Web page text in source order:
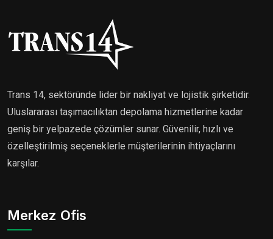
Trans 14, sektöründe lider bir nakliyat ve lojistik şirketidir.
Uluslararası taşımacılıktan depolama hizmetlerine kadar
geniş bir yelpazede çözümler sunar. Güvenilir, hızlı ve
özelleştirilmiş seçeneklerle müşterilerinin ihtiyaçlarını
karşılar.
Merkez Ofis